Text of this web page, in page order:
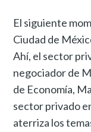
El siguiente
Ciudad de
Ahí, el sector
negociador de
de Economía,
sector privado
aterriza los